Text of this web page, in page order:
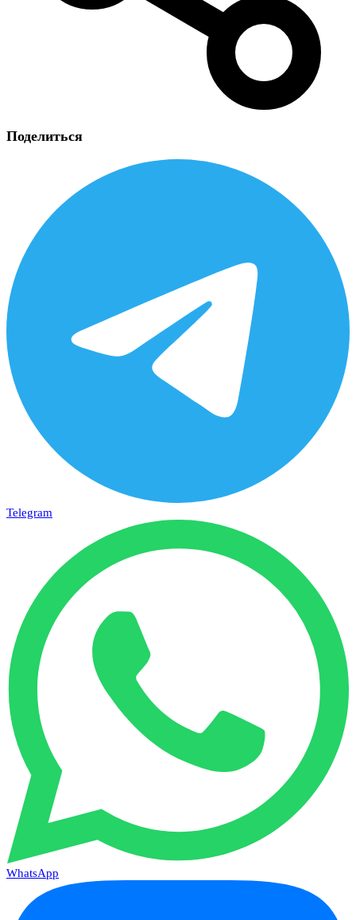
Поделиться
Telegram
WhatsApp